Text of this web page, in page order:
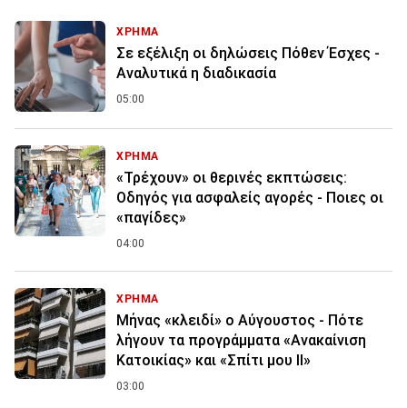
ΧΡΗΜΑ
Σε εξέλιξη οι δηλώσεις Πόθεν Έσχες -
Αναλυτικά η διαδικασία
05:00
ΧΡΗΜΑ
«Τρέχουν» οι θερινές εκπτώσεις:
Οδηγός για ασφαλείς αγορές - Ποιες οι
«παγίδες»
04:00
ΧΡΗΜΑ
Μήνας «κλειδί» ο Αύγουστος - Πότε
λήγουν τα προγράμματα «Ανακαίνιση
Κατοικίας» και «Σπίτι μου ΙΙ»
03:00